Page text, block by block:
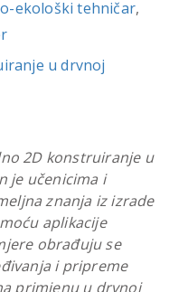
ekološki tehničar,
u drvnoj
2D konstruiranje u
je učenicima i
znanja iz izrade
aplikacije
obrađuju se
i pripreme
primjenu u drvnoj